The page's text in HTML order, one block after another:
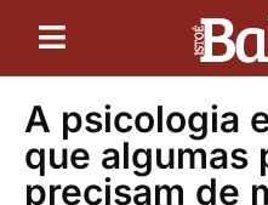
A psicologia
que algumas
precisam de